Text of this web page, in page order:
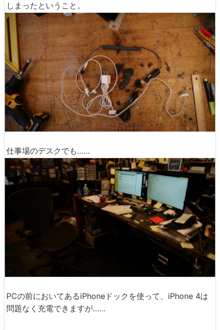
しまったということ。
仕事場のデスクでも……
PCの前においてあるiPhoneドックを使って、iPhone 4は
問題なく充電できますが……